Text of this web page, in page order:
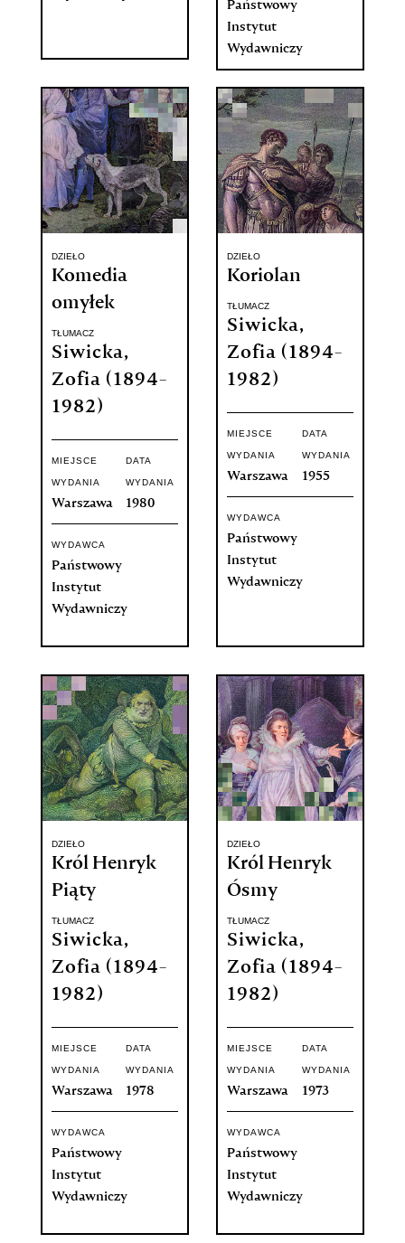
Państwowy
Instytut
Wydawniczy
DZIEŁO
Komedia
omyłek
TŁUMACZ
Siwicka,
Zofia (1894-
1982)
MIEJSCE
WYDANIA
Warszawa
DATA
WYDANIA
1980
WYDAWCA
Państwowy
Instytut
Wydawniczy
DZIEŁO
Koriolan
TŁUMACZ
Siwicka,
Zofia (1894-
1982)
MIEJSCE
WYDANIA
Warszawa
DATA
WYDANIA
1955
WYDAWCA
Państwowy
Instytut
Wydawniczy
DZIEŁO
Król Henryk
Piąty
TŁUMACZ
Siwicka,
Zofia (1894-
1982)
MIEJSCE
WYDANIA
Warszawa
DATA
WYDANIA
1978
WYDAWCA
Państwowy
Instytut
Wydawniczy
DZIEŁO
Król Henryk
Ósmy
TŁUMACZ
Siwicka,
Zofia (1894-
1982)
MIEJSCE
WYDANIA
Warszawa
DATA
WYDANIA
1973
WYDAWCA
Państwowy
Instytut
Wydawniczy